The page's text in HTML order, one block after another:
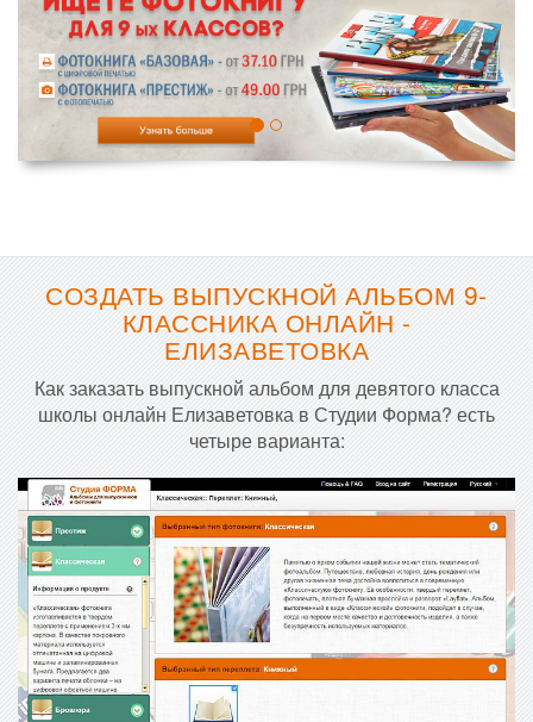
СОЗДАТЬ ВЫПУСКНОЙ АЛЬБОМ 9-
КЛАССНИКА ОНЛАЙН -
ЕЛИЗАВЕТОВКА
Как заказать выпускной альбом для девятого класса
школы онлайн Елизаветовка в Студии Форма? есть
четыре варианта: